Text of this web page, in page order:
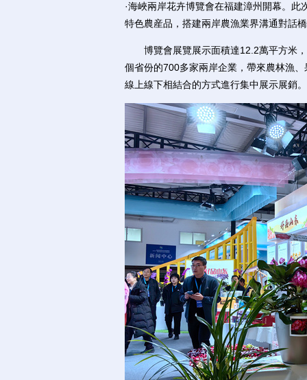
·海峽兩岸花卉博覽會在福建漳州開幕。
特色農産品，搭建兩岸農漁業界溝通對話
博覽會展覽展示面積達12.2萬平方米，
個省份的700多家兩岸企業，帶來農林漁
線上線下相結合的方式進行集中展示展銷。